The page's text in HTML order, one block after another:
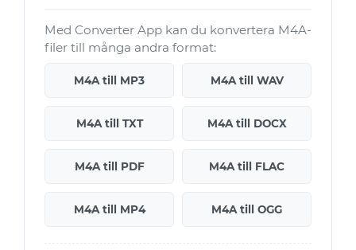
Med Converter App kan du konvertera M4A-
filer till många andra format:
M4A till MP3 M4A till WAV
M4A till TXT M4A till DOCX
M4A till PDF M4A till FLAC
M4A till MP4 M4A till OGG